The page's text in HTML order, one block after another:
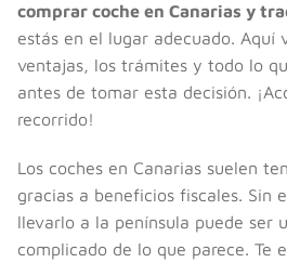
comprar coche en Canarias y
estás en el lugar adecuado. Aquí
ventajas, los trámites y todo lo
antes de tomar esta decisión.
recorrido!
Los coches en Canarias suelen
gracias a beneficios fiscales. Sin
llevarlo a la península puede ser
complicado de lo que parece. Te